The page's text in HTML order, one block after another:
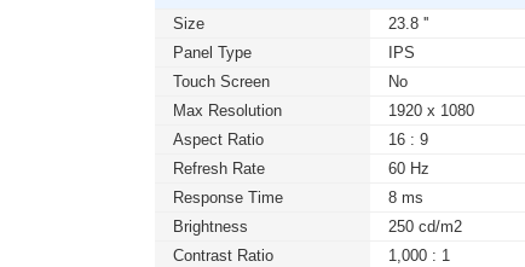
Size
23.8 ''
Panel Type
IPS
Touch Screen
No
Max Resolution
1920 x 1080
Aspect Ratio
16 : 9
Refresh Rate
60 Hz
Response Time
8 ms
Brightness
250 cd/m2
Contrast Ratio
1,000 : 1